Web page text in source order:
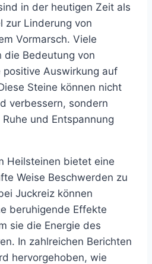
in der heutigen Zeit als
zur Linderung von
Vormarsch. Viele
die Bedeutung von
Auswirkung auf
Steine können nicht
verbessern, sondern
und Entspannung
Heilsteinen bietet eine
Weise Beschwerden zu
Juckreiz können
beruhigende Effekte
sie die Energie des
In zahlreichen Berichten
hervorgehoben, wie